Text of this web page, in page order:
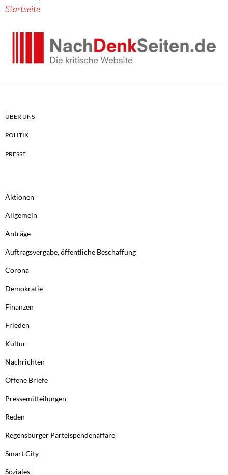
Startseite
ÜBER UNS
POLITIK
PRESSE
Aktionen
Allgemein
Anträge
Auftragsvergabe, öffentliche Beschaffung
Corona
Demokratie
Finanzen
Frieden
Kultur
Nachrichten
Offene Briefe
Pressemitteilungen
Reden
Regensburger Parteispendenaffäre
Smart City
Soziales